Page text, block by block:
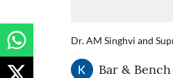
Dr. AM Singhvi and
Bar & Bench